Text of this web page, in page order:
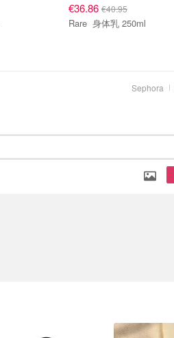
€36.86 €40.95
Rare 身体乳 250ml
Sephora